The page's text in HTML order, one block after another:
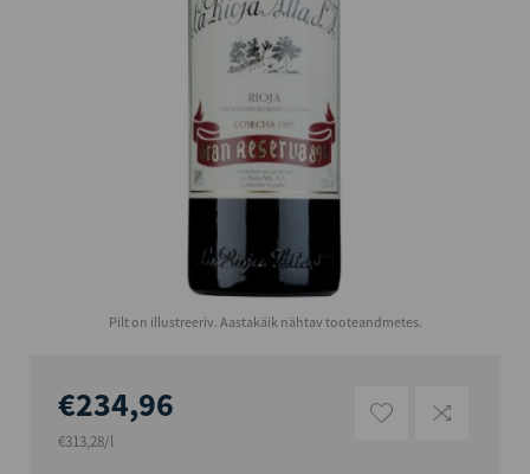
Pilt on illustreeriv. Aastakäik nähtav tooteandmetes.
€234,96
€313,28/l